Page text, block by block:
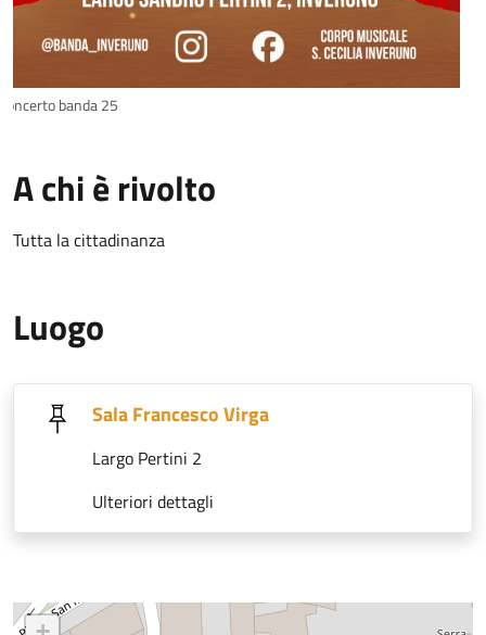
concerto banda 25
A chi è rivolto
Tutta la cittadinanza
Luogo
Sala Francesco Virga
Largo Pertini 2
Ulteriori dettagli